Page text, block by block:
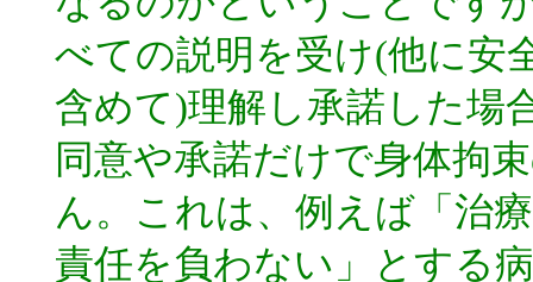
べての説明を受け(他に安
含めて)理解し承諾した場
同意や承諾だけで身体拘
ん。これは、例えば「治
責任を負わない」とする